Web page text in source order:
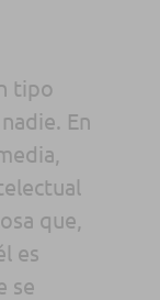
tipo
En
que,
es
se